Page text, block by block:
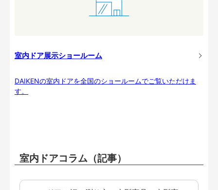
室内ドア展示ショールーム
DAIKENの室内ドアを全国のショールームでご覧いただけま
す。
室内ドアコラム（記事）